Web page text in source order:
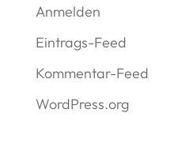
Anmelden
Eintrags-Feed
Kommentar-Feed
WordPress.org